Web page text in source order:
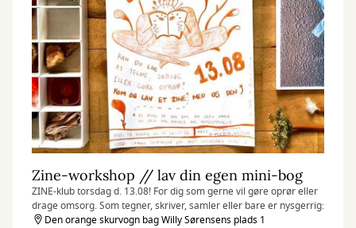
Zine-workshop // lav din egen mini-bog
ZINE-klub torsdag d. 13.08! For dig som gerne vil gøre oprør eller
drage omsorg. Som tegner, skriver, samler eller bare er nysgerrig:
Den orange skurvogn bag Willy Sørensens plads 1